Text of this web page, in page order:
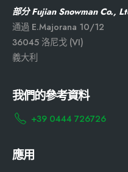
部分 Fujian Snowman Co.,
通過 E.Majorana 10/12
36045 洛尼戈 (VI)
義大利
我們的參考資料
+39 0444 726726
應用